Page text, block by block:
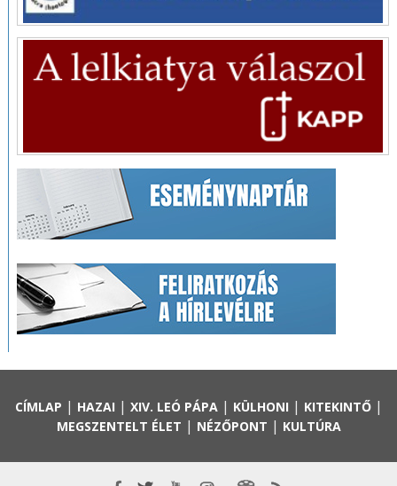
CÍMLAP | HAZAI | XIV. LEÓ PÁPA| KÜLHONI | KITEKINTŐ|
MEGSZENTELT ÉLET | NÉZŐPONT | KULTÚRA